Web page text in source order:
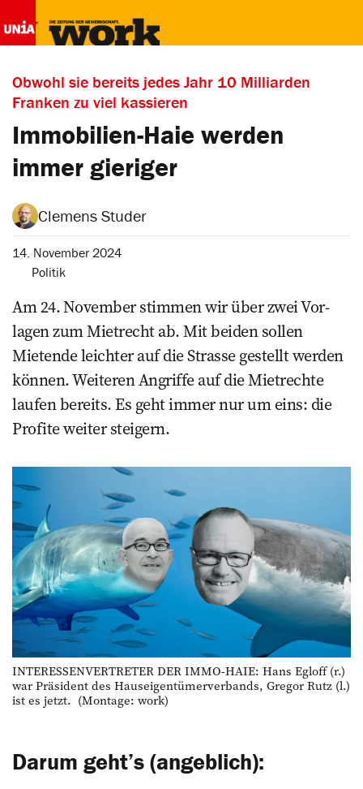
Obwohl sie bereits jedes Jahr 10 Milliarden
Franken zu viel kassieren
Immobilien-Haie werden
immer gieriger
Clemens Studer
14. November 2024
Politik
Am 24. November ­stimmen wir über zwei Vor­
lagen zum Mietrecht ab. Mit beiden sollen
Mietende leichter auf die Strasse gestellt werden
können. Weiteren Angriffe auf die Mietrechte
laufen bereits. Es geht immer nur um eins: die
Profite weiter steigern.
INTERESSENVERTRETER DER IMMO-HAIE: Hans Egloff (r.)
war Präsident des Hauseigentümerverbands, Gregor Rutz (l.)
ist es jetzt. (Montage: work)
Darum geht’s (angeblich):